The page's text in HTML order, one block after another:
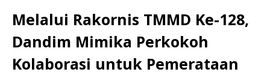
Melalui Rakornis TMMD Ke-128,
Dandim Mimika Perkokoh
Kolaborasi untuk Pemerataan